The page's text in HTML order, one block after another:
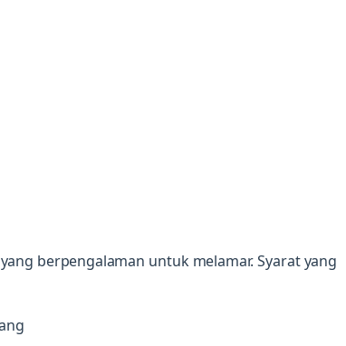
berpengalaman untuk melamar. Syarat yang